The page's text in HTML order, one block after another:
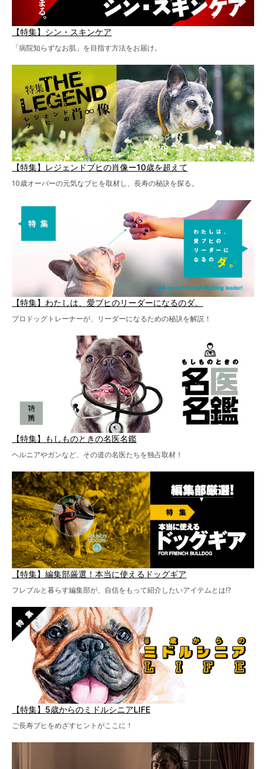
【特集】シン・スキンケア
「病院知らずなお肌」を目指す方法をお届け。
【特集】レジェンドブヒの肖像ー10歳を超えて
10歳オーバーの元気なブヒを取材し、長寿の秘訣を探る。
【特集】わたしは、愛ブヒのリーダーになるのダ。
プロドッグトレーナーが、リーダーになるための秘訣を解説！
【特集】もしものときの名医名鑑
ヘルニアやガンなど、その道の名医たちを独占取材！
【特集】編集部厳選！本当に使えるドッグギア
フレブルと暮らす編集部が、自信をもって紹介したいアイテムとは!?
【特集】5歳からのミドルシニアLIFE
ご長寿ブヒをめざすヒントがここに！